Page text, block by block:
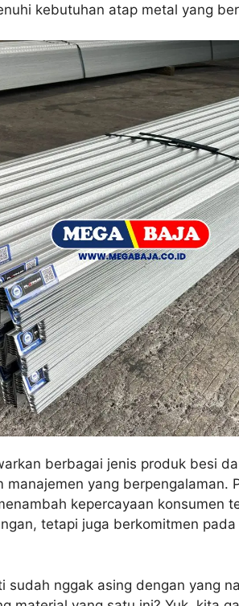
kebutuhan atap metal yang
berbagai jenis produk besi
yang berpengalaman.
kepercayaan konsumen
tetapi juga berkomitmen
sudah nggak asing dengan yang